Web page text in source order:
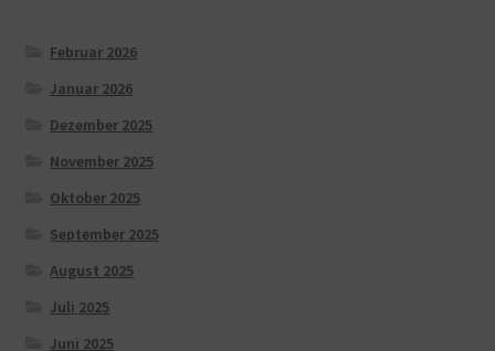
Februar 2026
Januar 2026
Dezember 2025
November 2025
Oktober 2025
September 2025
August 2025
Juli 2025
Juni 2025